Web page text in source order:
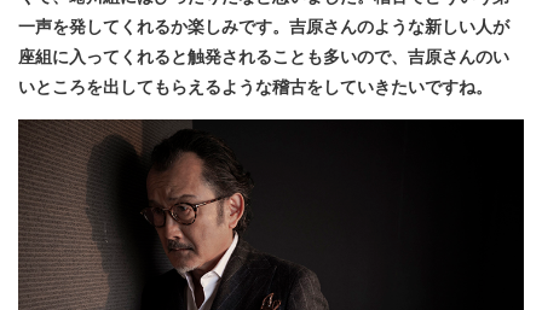
一声を発してくれるか楽しみです。吉原さんのような新しい人が
座組に入ってくれると触発されることも多いので、吉原さんのい
いところを出してもらえるような稽古をしていきたいですね。